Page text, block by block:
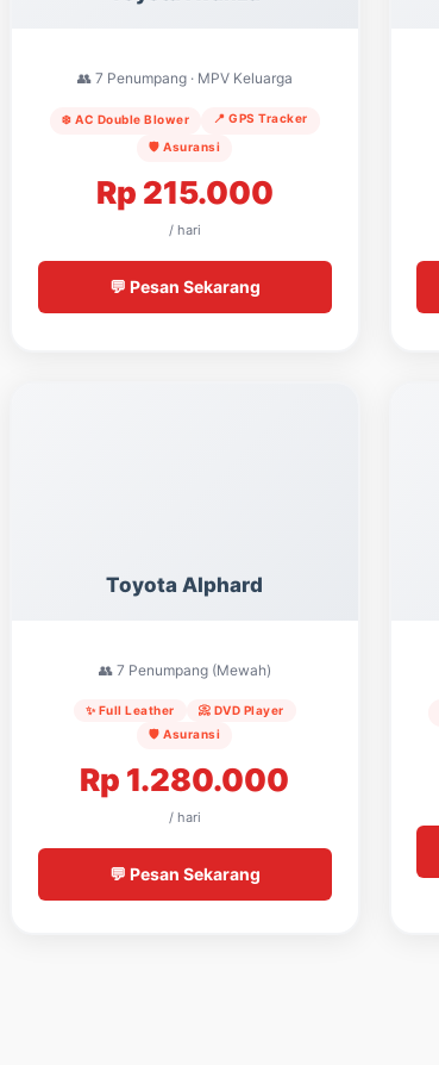
👥 7 Penumpang · MPV Keluarga
❄️ AC Double Blower
📍 GPS Tracker
🛡️ Asuransi
Rp 215.000
/ hari
💬 Pesan Sekarang
Toyota Alphard
👥 7 Penumpang (Mewah)
✨ Full Leather
📀 DVD Player
🛡️ Asuransi
Rp 1.280.000
/ hari
💬 Pesan Sekarang